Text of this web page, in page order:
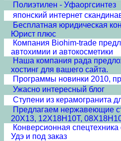
Полиэтилен - Уфаоргсинтез
японский интернет
Бесплатная юридическая
Юрист плюс
Компания Biohim-trade
автохимии и автокосметики
Наша компания рада
хостинг для вашего сайта.
Программы новинки 2010,
Ужасно интересный блог
Ступени из керамогранита
Предлагаем нержавеющие
20Х13, 12Х18Н10Т,
Конверсионная
Удэ и под заказ